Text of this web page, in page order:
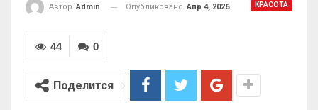
КРАСОТА
Автор Admin Опубликовано Апр 4, 2026
0
44
Поделится